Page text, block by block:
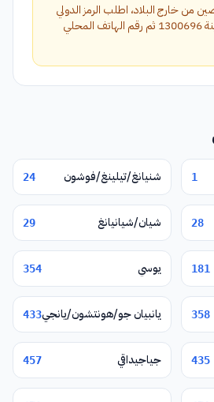
من خارج البلاد، اطلب الرمز الدولي
+86 متبوعاً برمز المدينة 1300696 ثم رقم الهاتف المحلي
1 شنيانغ/تيلينغ/فوشون 24
28 شيان/شيانيانغ 29
181 يوسي 354
358 يانبيان جو/هونتشون/يانجي433
435 جياجيداقي 457